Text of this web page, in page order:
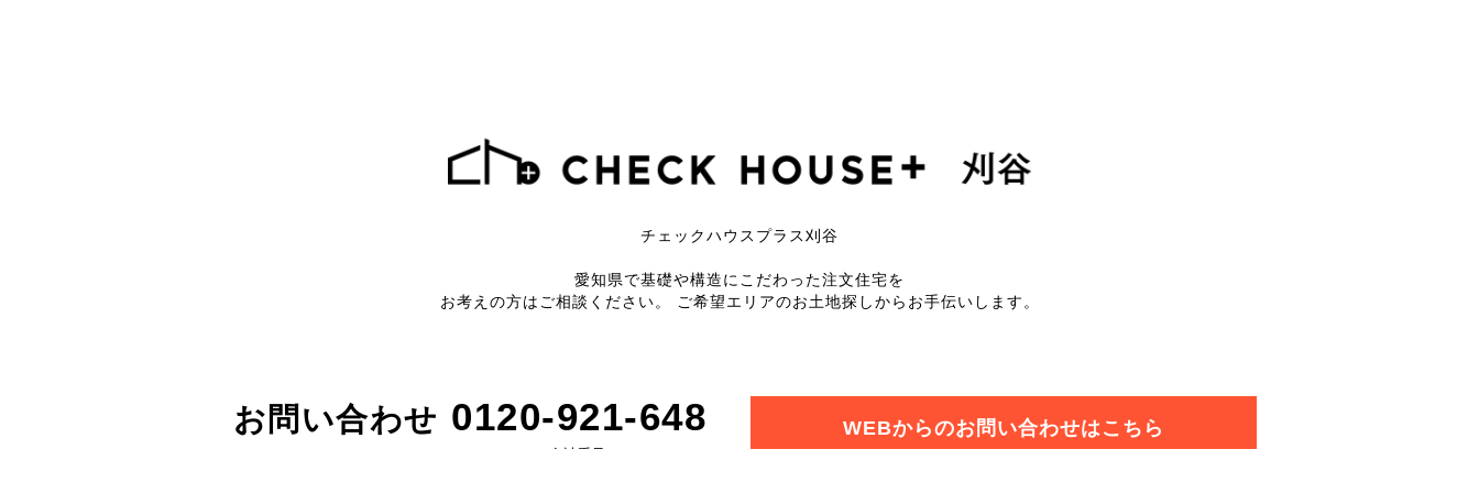
チェックハウスプラス刈谷
愛知県で基礎や構造にこだわった注文住宅を
お考えの方はご相談ください。
ご希望エリアのお土地探しからお手伝いします。
お問い合わせ 0120-921-648
会社番号 0566-93-9244
WEBからのお問い合わせはこちら